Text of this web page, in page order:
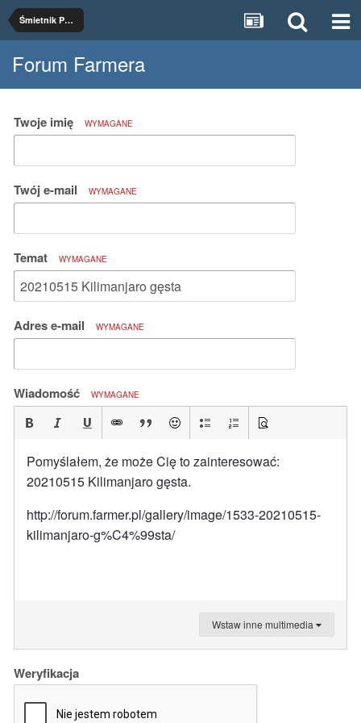
Śmietnik Pałuczanina
Forum Farmera
Twoje imię WYMAGANE
Twój e-mail WYMAGANE
Temat WYMAGANE
Adres e-mail WYMAGANE
Wiadomość WYMAGANE
Pomyślałem, że może Cię to zainteresować:
20210515 Kilimanjaro gęsta.
http://forum.farmer.pl/gallery/image/1533-20210515-
kilimanjaro-g%C4%99sta/
Wstaw inne multimedia
Weryfikacja